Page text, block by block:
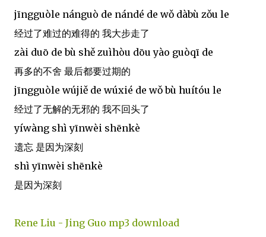
jīngguòle nánguò de nándé de wǒ dàbù zǒu le
经过了难过的难得的 我大步走了
zài duō de bù shě zuìhòu dōu yào guòqī de
再多的不舍 最后都要过期的
jīngguòle wújiě de wúxié de wǒ bù huítóu le
经过了无解的无邪的 我不回头了
yíwàng shì yīnwèi shēnkè
遗忘 是因为深刻
shì yīnwèi shēnkè
是因为深刻
Rene Liu - Jing Guo mp3 download